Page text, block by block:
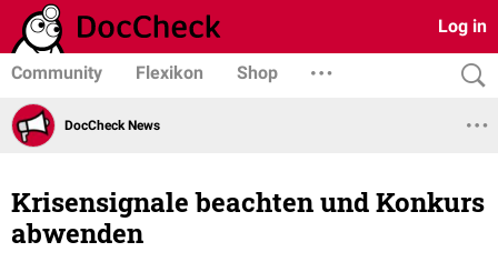
Log in
Community Flexikon Shop
DocCheck News
Krisensignale beachten und Konkurs
abwenden